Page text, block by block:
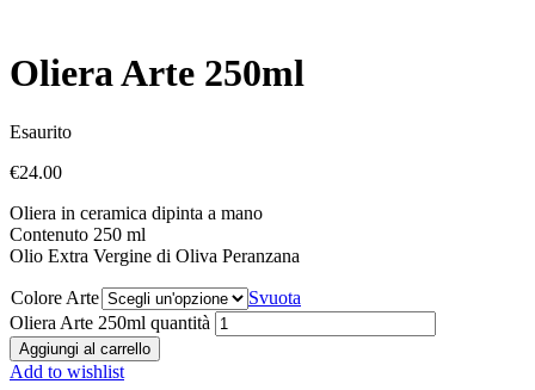
Oliera Arte 250ml
Esaurito
€24.00
Oliera in ceramica dipinta a mano
Contenuto 250 ml
Olio Extra Vergine di Oliva Peranzana
Colore Arte
Svuota
Oliera Arte 250ml quantità
Aggiungi al carrello
Add to wishlist